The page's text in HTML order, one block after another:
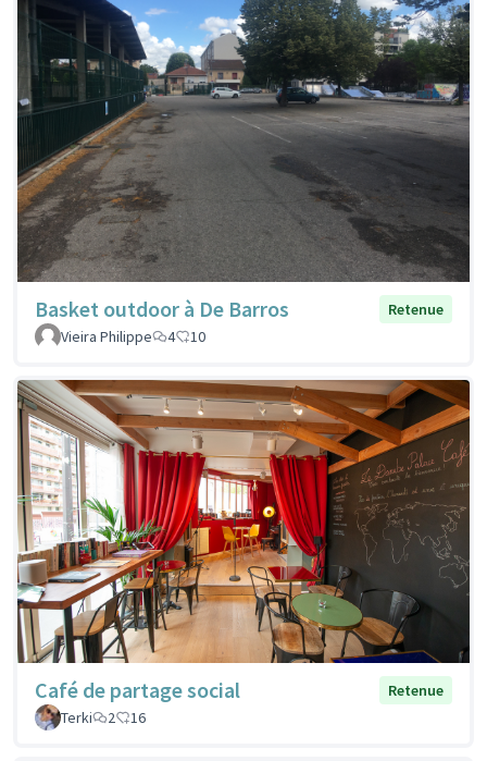
Basket outdoor à De Barros
Retenue
Vieira Philippe
4 10
Café de partage social
Retenue
Terki
2 16